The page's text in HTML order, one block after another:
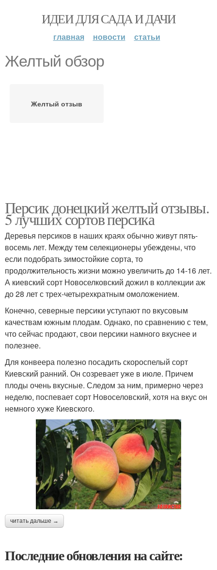
ИДЕИ ДЛЯ САДА И ДАЧИ
главная новости статьи
Желтый обзор
Желтый отзыв
Персик донецкий желтый отзывы.
5 лучших сортов персика
Деревья персиков в наших краях обычно живут пять-
восемь лет. Между тем селекционеры убеждены, что
если подобрать зимостойкие сорта, то
продолжительность жизни можно увеличить до 14-16 лет.
А киевский сорт Новоселковский дожил в коллекции аж
до 28 лет с трех-четырехкратным омоложением.
Конечно, северные персики уступают по вкусовым
качествам южным плодам. Однако, по сравнению с тем,
что сейчас продают, свои персики намного вкуснее и
полезнее.
Для конвеера полезно посадить скороспелый сорт
Киевский ранний. Он созревает уже в июле. Причем
плоды очень вкусные. Следом за ним, примерно через
неделю, поспевает сорт Новоселовский, хотя на вкус он
немного хуже Киевского.
читать дальше →
Последние обновления на сайте: